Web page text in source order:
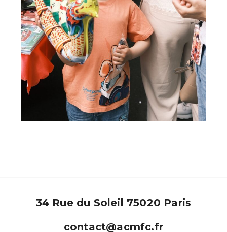
34 Rue du Soleil 75020 Paris​
contact@acmfc.fr